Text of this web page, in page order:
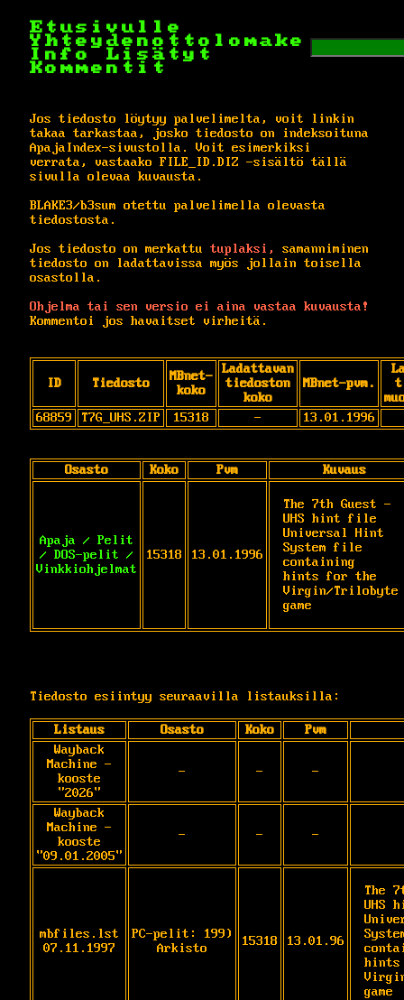
Etusivulle
Yhteydenottolomake
Info
Lisätyt
Kommentit
Jos tiedosto löytyy palvelimelta, voit linkin
takaa tarkastaa, josko tiedosto on indeksoituna
ApajaIndex-sivustolla. Voit esimerkiksi
verrata, vastaako FILE_ID.DIZ -sisältö tällä
sivulla olevaa kuvausta.
BLAKE3/b3sum otettu palvelimella olevasta
tiedostosta.
Jos tiedosto on merkattu tuplaksi,
samanniminen
tiedosto on ladattavissa myös jollain toisella
osastolla.
Ohjelma tai sen versio ei aina vastaa kuvausta!
Kommentoi jos havaitset virheitä.
ID Tiedosto
MBnet-
koko
Ladattavan
tiedoston
koko
MBnet-pvm.
68859
T7G_UHS.ZIP 15318 - 13.01.1996
Osasto Koko Pvm Kuvaus
Apaja / Pelit
/ DOS-pelit /
Vinkkiohjelmat
15318 13.01.1996
The 7th Guest -
UHS hint file
Universal Hint
System file
containing
hints for the
Virgin/Trilobyte
game
Tiedosto esiintyy seuraavilla listauksilla:
Listaus Osasto Koko
Pvm
Wayback
Machine -
kooste
"2026"
- - -
Wayback
Machine -
kooste
"09.01.2005"
- - -
mbfiles.lst
07.11.1997
PC-pelit: 199)
Arkisto
15318 13.01.96
The
UHS
game